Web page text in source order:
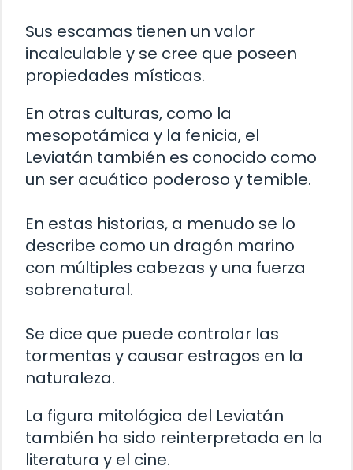
Sus escamas tienen un valor
incalculable y se cree que poseen
propiedades místicas.
En otras culturas, como la
mesopotámica y la fenicia, el
Leviatán también es conocido como
un ser acuático poderoso y temible.
En estas historias, a menudo se lo
describe como un dragón marino
con múltiples cabezas y una fuerza
sobrenatural.
Se dice que puede controlar las
tormentas y causar estragos en la
naturaleza.
La figura mitológica del Leviatán
también ha sido reinterpretada en la
literatura y el cine.